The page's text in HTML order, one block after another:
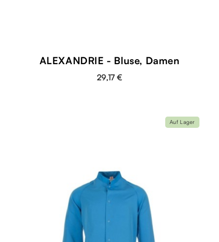
ALEXANDRIE - Bluse, Damen
29,17 €
Auf Lager